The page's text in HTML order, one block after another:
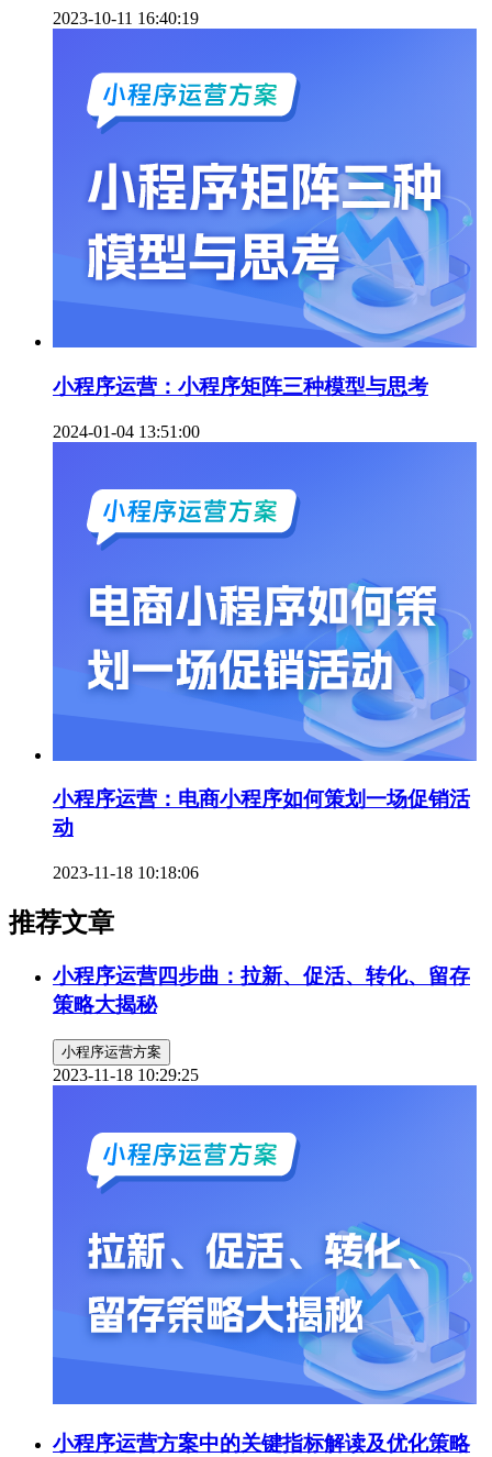
2023-10-11 16:40:19
小程序运营：小程序矩阵三种模型与思考
2024-01-04 13:51:00
小程序运营：电商小程序如何策划一场促销活
动
2023-11-18 10:18:06
推荐文章
小程序运营四步曲：拉新、促活、转化、留存
策略大揭秘
小程序运营方案
2023-11-18 10:29:25
小程序运营方案中的关键指标解读及优化策略